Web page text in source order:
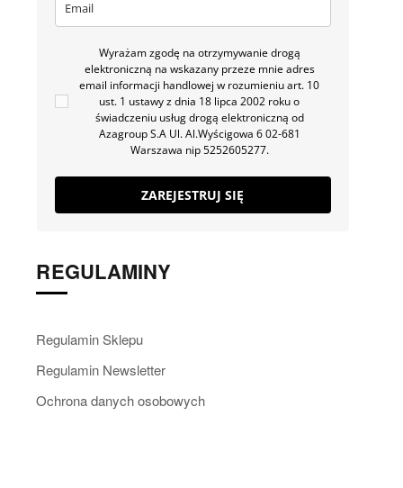
Wyrażam zgodę na otrzymywanie drogą
elektroniczną na wskazany przeze mnie adres
email informacji handlowej w rozumieniu art. 10
ust. 1 ustawy z dnia 18 lipca 2002 roku o
świadczeniu usług drogą elektroniczną od
Azagroup S.A Ul. Al.Wyścigowa 6 02-681
Warszawa nip 5252605277.
ZAREJESTRUJ SIĘ
REGULAMINY
Regulamin Sklepu
Regulamin Newsletter
Ochrona danych osobowych